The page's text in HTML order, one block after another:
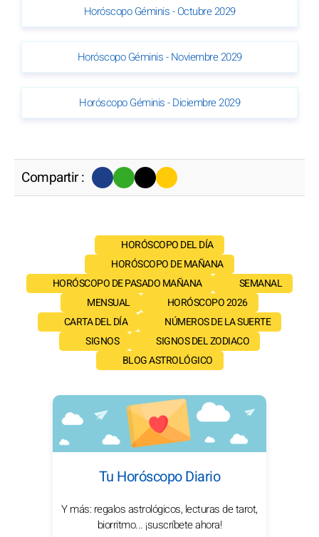
Horóscopo Géminis - Octubre 2029
Horóscopo Géminis - Noviembre 2029
Horóscopo Géminis - Diciembre 2029
Compartir :
HORÓSCOPO DEL DÍA
HORÓSCOPO DE MAÑANA
HORÓSCOPO DE PASADO MAÑANA
SEMANAL
MENSUAL
HORÓSCOPO 2026
CARTA DEL DÍA
NÚMEROS DE LA SUERTE
SIGNOS
SIGNOS DEL ZODIACO
BLOG ASTROLÓGICO
Tu Horóscopo Diario
Y más: regalos astrológicos, lecturas de tarot,
biorritmo... ¡suscríbete ahora!